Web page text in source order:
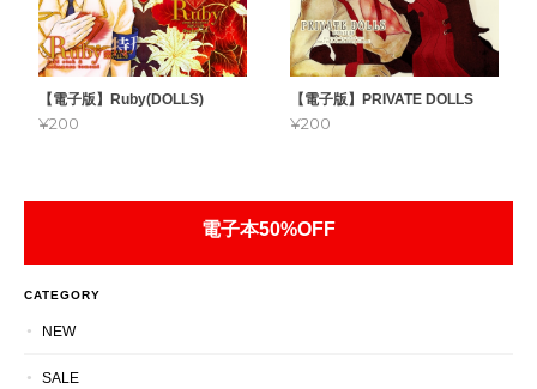
【電子版】Ruby(DOLLS)
¥200
【電子版】PRIVATE DOLLS
¥200
電子本50%OFF
CATEGORY
NEW
SALE